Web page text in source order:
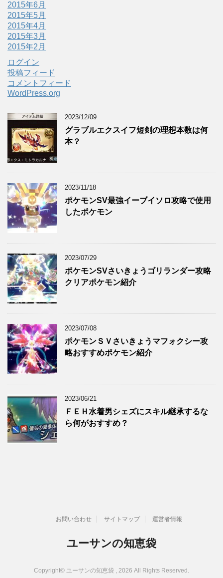
2015年6月
2015年5月
2015年4月
2015年3月
2015年2月
ログイン
投稿フィード
コメントフィード
WordPress.org
2023/12/09
グラブルエクスイフ短剣の理想本数は何
本？
2023/11/18
ポケモンSV最強イーブイソロ攻略で使用
したポケモン
2023/07/29
ポケモンSVさいきょうゴリランダー攻略
クリアポケモン紹介
2023/07/08
ポケモンＳＶさいきょうマフォクシー攻
略おすすめポケモン紹介
2023/06/21
ＦＥＨ水着男シェズにスキル継承するな
ら何がおすすめ？
お問い合わせ サイトマップ 運営者情報
ユーサンの知恵袋
Copyright© ユーサンの知恵袋 , 2026 All Rights Reserved.